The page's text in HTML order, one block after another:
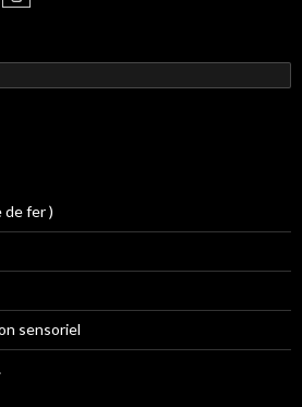
de fer )
sensoriel